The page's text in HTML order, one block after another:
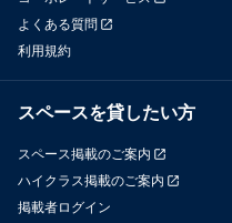
よくある質問
利用規約
スペースを貸したい方
スペース掲載のご案内
ハイクラス掲載のご案内
掲載者ログイン